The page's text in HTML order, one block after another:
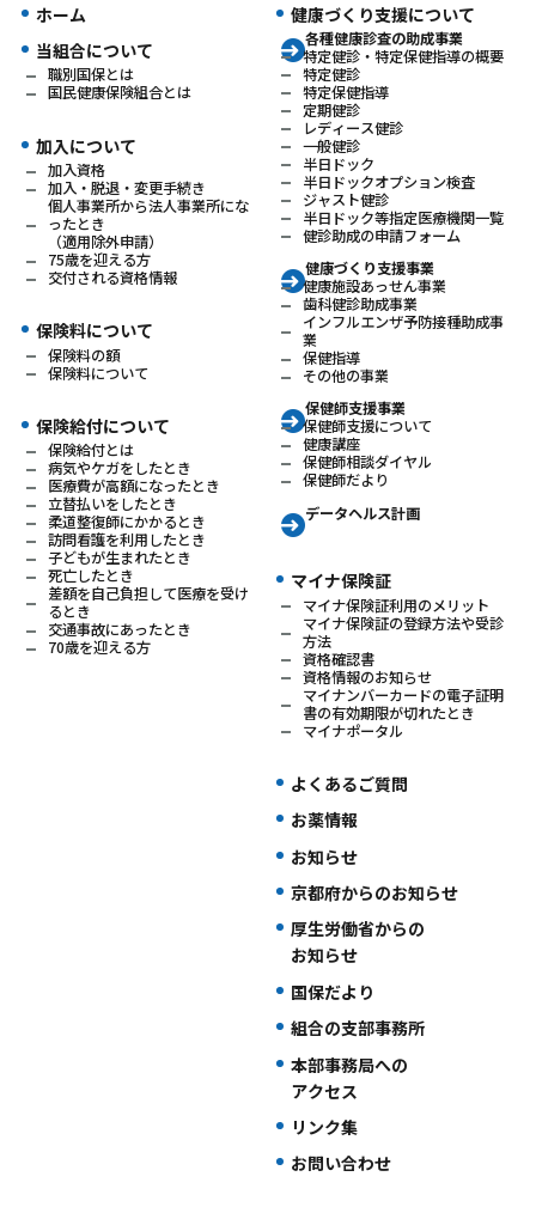
ホーム
当組合について
職別国保とは
国民健康保険組合とは
加入について
加入資格
加入・脱退・変更手続き
個人事業所から法人事業所にな
ったとき
（適用除外申請）
75歳を迎える方
交付される資格情報
保険料について
保険料の額
保険料について
保険給付について
保険給付とは
病気やケガをしたとき
医療費が高額になったとき
立替払いをしたとき
柔道整復師にかかるとき
訪問看護を利用したとき
子どもが生まれたとき
死亡したとき
差額を自己負担して医療を受け
るとき
交通事故にあったとき
70歳を迎える方
健康づくり支援について
各種健康診査の助成事業
特定健診・特定保健指導の概要
特定健診
特定保健指導
定期健診
レディース健診
一般健診
半日ドック
半日ドックオプション検査
ジャスト健診
半日ドック等指定医療機関一覧
健診助成の申請フォーム
健康づくり支援事業
健康施設あっせん事業
歯科健診助成事業
インフルエンザ予防接種助成事
業
保健指導
その他の事業
保健師支援事業
保健師支援について
健康講座
保健師相談ダイヤル
保健師だより
データヘルス計画
マイナ保険証
マイナ保険証利用のメリット
マイナ保険証の登録方法や受診
方法
資格確認書
資格情報のお知らせ
マイナンバーカードの電子証明
書の有効期限が切れたとき
マイナポータル
よくあるご質問
お薬情報
お知らせ
京都府からのお知らせ
厚生労働省からの
お知らせ
国保だより
組合の支部事務所
本部事務局への
アクセス
リンク集
お問い合わせ